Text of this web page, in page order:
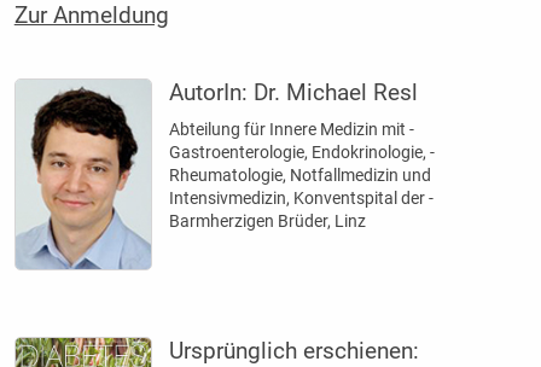
Zur Anmeldung
AutorIn: Dr. Michael Resl
Abteilung für Innere Medizin mit ­
Gastroenterologie, Endokrinologie, ­
Rheumatologie, Notfallmedizin und
Intensivmedizin, Konventspital der ­
Barmherzigen Brüder, Linz
Ursprünglich erschienen: